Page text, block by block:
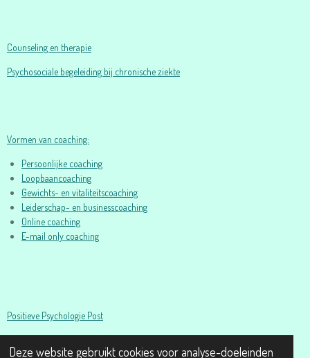
Deze website gebruikt cookies voor analyse-doeleinden
Counseling en therapie
Psychosociale begeleiding bij chronische ziekte
Vormen van coaching:
Persoonlijke coaching
Loopbaancoaching
Gewichts- en vitaliteitscoaching
Leiderschap- en businesscoaching
Online coaching
E-mail only coaching
Positieve Psychologie Post
© 2016-2026 Psychologie- en Coachpraktijk Esther Oosterling I